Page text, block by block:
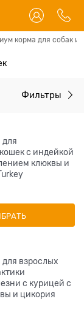
корма для собак и
Фильтры
для
с индейкой
клюквы и
для взрослых
с курицей с
и цикория